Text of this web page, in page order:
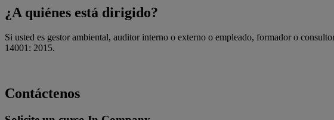
¿A quiénes está dirigido?
Si usted es gestor ambiental, auditor interno o externo o empleado, formador o
14001: 2015.
Contáctenos